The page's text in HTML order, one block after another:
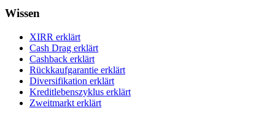
Wissen
XIRR erklärt
Cash Drag erklärt
Cashback erklärt
Rückkaufgarantie erklärt
Diversifikation erklärt
Kreditlebenszyklus erklärt
Zweitmarkt erklärt